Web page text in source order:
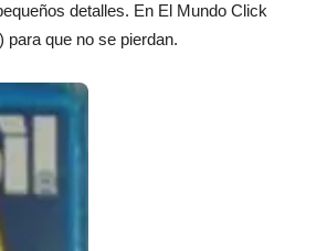
detalles. En El Mundo Click
que no se pierdan.